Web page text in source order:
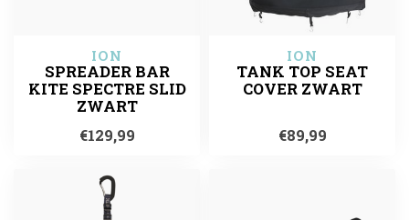
ION
SPREADER BAR
KITE SPECTRE SLID
ZWART
€129,99
ION
TANK TOP SEAT
COVER ZWART
€89,99